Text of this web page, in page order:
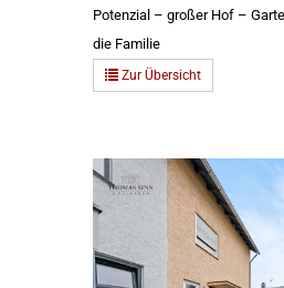
Potenzial – großer Hof –
die Familie
Zur Übersicht